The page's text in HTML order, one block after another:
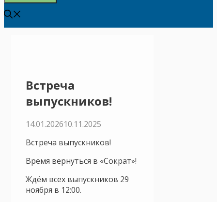
Встреча
выпускников!
14.01.202610.11.2025
Встреча выпускников!
Время вернуться в «Сократ»!
Ждём всех выпускников 29
ноября в 12:00.